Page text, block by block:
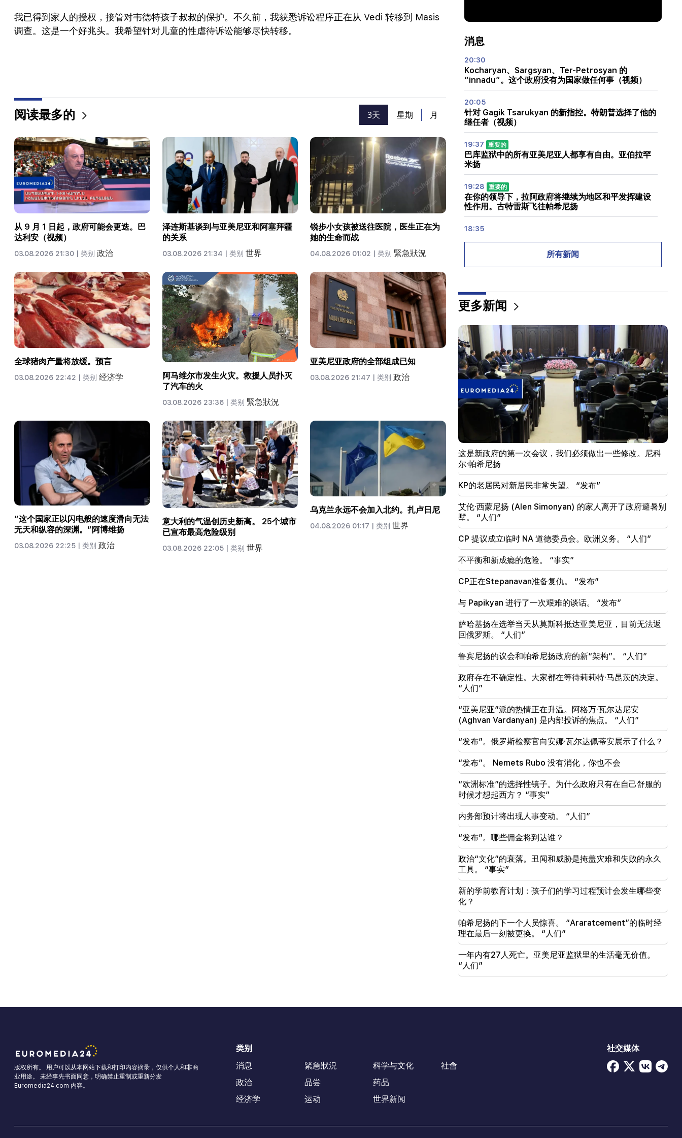
我已得到家人的授权，接管对韦德特孩子叔叔的保护。不久前，我获悉诉讼程序正在从 Vedi 转移到 Masis
调查。这是一个好兆头。我希望针对儿童的性虐待诉讼能够尽快转移。
阅读最多的 3天 星期 月
从 9 月 1 日起，政府可能会更迭。巴
达利安（视频）
03.08.2026 21:30 | 类别 政治
泽连斯基谈到与亚美尼亚和阿塞拜疆
的关系
03.08.2026 21:34 | 类别 世界
锐步小女孩被送往医院，医生正在为
她的生命而战
04.08.2026 01:02 | 类别 緊急狀況
全球猪肉产量将放缓。预言
03.08.2026 22:42 | 类别 经济学
阿马维尔市发生火灾。救援人员扑灭
了汽车的火
03.08.2026 23:36 | 类别 緊急狀況
亚美尼亚政府的全部组成已知
03.08.2026 21:47 | 类别政治
“这个国家正以闪电般的速度滑向无法
无天和纵容的深渊。”阿博维扬
03.08.2026 22:25 | 类别 政治
意大利的气温创历史新高。 25个城市
已宣布最高危险级别
03.08.2026 22:05 | 类别 世界
乌克兰永远不会加入北约。扎卢日尼
04.08.2026 01:17 | 类别世界
消息
20:30
Kocharyan、Sargsyan、Ter-Petrosyan 的
“innadu”。这个政府没有为国家做任何事（视频）
20:05
针对 Gagik Tsarukyan 的新指控。特朗普选择了他的
继任者（视频）
19:37 重要的
巴库监狱中的所有亚美尼亚人都享有自由。亚伯拉罕
米扬
19:28 重要的
在你的领导下，拉阿政府将继续为地区和平发挥建设
性作用。古特雷斯飞往帕希尼扬
18:35
忧。鲁宾扬 到 马特维延科
18:11
努巴拉申垃圾填埋场发生的悲惨事件
18:01
由于财务问题，阿拉·普加切娃正在考虑重返舞台
17:52
伊朗和阿曼已同意恢复霍尔木兹海峡的航行。阿拉伯
电视台
泽连斯基希望乌克兰在2027年之前开发出自己的弹道
导弹系统
17:12
科巴希泽。格鲁吉亚的大门向所有游客敞开，包括来
自俄罗斯的游客
14:25
特朗普已经选定万斯作为他的继任者
09:50
该老师未通过认证，将离开学校。尼科尔·帕希尼扬
09:28
到 2027 年，我们不应该让塞凡周围的道路状况不
佳。 Nikol Pashinyan
09:16
这是新政府的第一次会议，我们必须做出一些修改。
尼科尔·帕希尼扬
09:06
直播：内阁会议
08:37
KP的老居民对新居民非常失望。 “发布”
08:22
艾伦·西蒙尼扬 (Alen Simonyan) 的家人离开了政府避
暑别墅。 “人们”
08:06
CP 提议成立临时 NA 道德委员会。欧洲义务。 “人
们”
不平衡和新成瘾的危险。 “事实”
所有新闻
更多新闻
这是新政府的第一次会议，我们必须做出一些修改。尼科
尔·帕希尼扬
KP的老居民对新居民非常失望。 “发布”
艾伦·西蒙尼扬 (Alen Simonyan) 的家人离开了政府避暑别
墅。 “人们”
CP 提议成立临时 NA 道德委员会。欧洲义务。 “人们”
不平衡和新成瘾的危险。 “事实”
CP正在Stepanavan准备复仇。 “发布”
与 Papikyan 进行了一次艰难的谈话。 “发布”
萨哈基扬在选举当天从莫斯科抵达亚美尼亚，目前无法返
回俄罗斯。 “人们”
鲁宾尼扬的议会和帕希尼扬政府的新“架构”。 “人们”
政府存在不确定性。大家都在等待莉莉特·马昆茨的决定。
“人们”
“亚美尼亚”派的热情正在升温。阿格万·瓦尔达尼安
(Aghvan Vardanyan) 是内部投诉的焦点。 “人们”
“发布”。俄罗斯检察官向安娜·瓦尔达佩蒂安展示了什么？
“发布”。 Nemets Rubo 没有消化，你也不会
“欧洲标准”的选择性镜子。为什么政府只有在自己舒服的
时候才想起西方？ “事实”
内务部预计将出现人事变动。 “人们”
“发布”。哪些佣金将到达谁？
政治“文化”的衰落。丑闻和威胁是掩盖灾难和失败的永久
工具。 “事实”
新的学前教育计划：孩子们的学习过程预计会发生哪些变
化？
帕希尼扬的下一个人员惊喜。 “Araratcement”的临时经
理在最后一刻被更换。 “人们”
一年内有27人死亡。亚美尼亚监狱里的生活毫无价值。
“人们”
版权所有。 用户可以从本网站下载和打印内容摘录，仅供个人和非商
业用途。 未经事先书面同意，明确禁止重制或重新分发
Euromedia24.com 内容。
类别
消息
政治
经济学
緊急狀況
品尝
运动
科学与文化
药品
世界新闻
社會
社交媒体